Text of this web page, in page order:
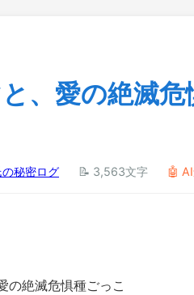
、愛の絶滅危
秘密ログ 📝 3,563文字 🤖
絶滅危惧種ごっこ